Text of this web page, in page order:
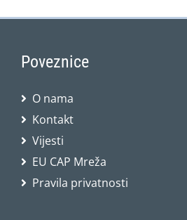
Poveznice
O nama
Kontakt
Vijesti
EU CAP Mreža
Pravila privatnosti